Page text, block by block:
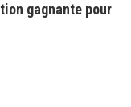
gagnante pour